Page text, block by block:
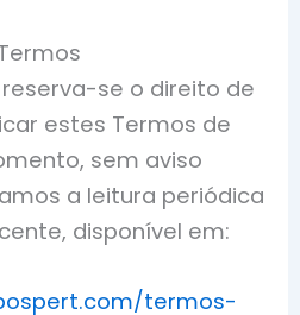
reserva-se o direito de
estes Termos de
sem aviso
a leitura periódica
disponível em:
termos-